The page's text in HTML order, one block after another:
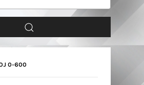
0-600